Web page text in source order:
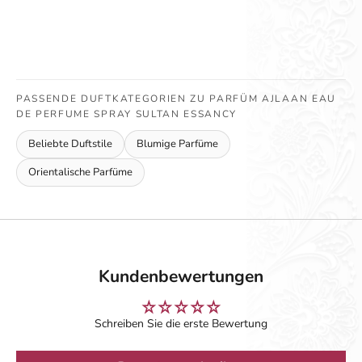
PASSENDE DUFTKATEGORIEN ZU PARFÜM AJLAAN EAU
DE PERFUME SPRAY SULTAN ESSANCY
Beliebte Duftstile
Blumige Parfüme
Orientalische Parfüme
Kundenbewertungen
Schreiben Sie die erste Bewertung